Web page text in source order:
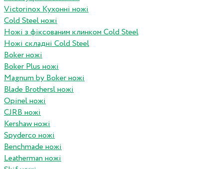
Victorinox Кухонні ножі
Cold Steel ножі
Ножі з фіксованим клинком Cold Steel
Ножі складні Cold Steel
Boker ножі
Boker Plus ножі
Magnum by Boker ножі
Blade Brothersl ножі
Opinel ножі
CJRB ножі
Kershaw ножі
Spyderco ножі
Benchmade ножі
Leatherman ножі